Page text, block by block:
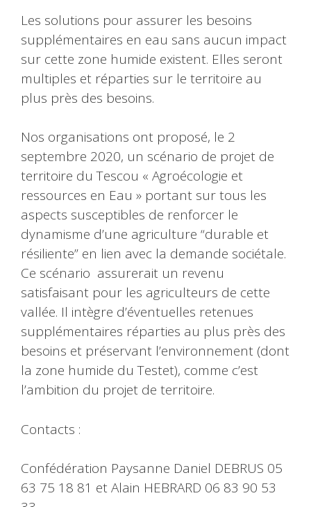
Les solutions pour assurer les besoins
supplémentaires en eau sans aucun impact
sur cette zone humide existent. Elles seront
multiples et réparties sur le territoire au
plus près des besoins.
Nos organisations ont proposé, le 2
septembre 2020, un scénario de projet de
territoire du Tescou « Agroécologie et
ressources en Eau » portant sur tous les
aspects susceptibles de renforcer le
dynamisme d’une agriculture “durable et
résiliente” en lien avec la demande sociétale.
Ce scénario assurerait un revenu
satisfaisant pour les agriculteurs de cette
vallée. Il intègre d’éventuelles retenues
supplémentaires réparties au plus près des
besoins et préservant l’environnement (dont
la zone humide du Testet), comme c’est
l’ambition du projet de territoire.
Contacts :
Confédération Paysanne Daniel DEBRUS 05
63 75 18 81 et Alain HEBRARD 06 83 90 53